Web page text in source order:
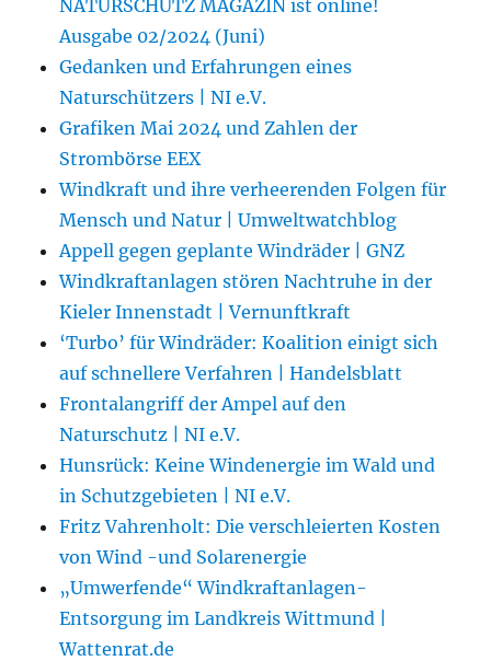
NATURSCHUTZ MAGAZIN ist online!
Ausgabe 02/2024 (Juni)
Gedanken und Erfahrungen eines
Naturschützers | NI e.V.
Grafiken Mai 2024 und Zahlen der
Strombörse EEX
Windkraft und ihre verheerenden Folgen für
Mensch und Natur | Umweltwatchblog
Appell gegen geplante Windräder | GNZ
Windkraftanlagen stören Nachtruhe in der
Kieler Innenstadt | Vernunftkraft
‘Turbo’ für Windräder: Koalition einigt sich
auf schnellere Verfahren | Handelsblatt
Frontalangriff der Ampel auf den
Naturschutz | NI e.V.
Hunsrück: Keine Windenergie im Wald und
in Schutzgebieten | NI e.V.
Fritz Vahrenholt: Die verschleierten Kosten
von Wind -und Solarenergie
„Umwerfende“ Windkraftanlagen-
Entsorgung im Landkreis Wittmund |
Wattenrat.de